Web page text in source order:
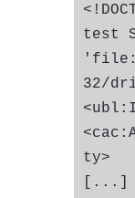
test
32/
ty>
[...]